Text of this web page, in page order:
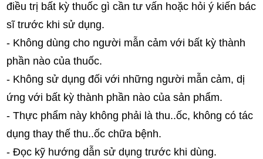
điều trị bất kỳ thuốc gì cần tư vấn hoặc hỏi ý kiến bác
sĩ trước khi sử dụng.
- Không dùng cho người mẫn cảm với bất kỳ thành
phần nào của thuốc.
- Không sử dụng đối với những người mẫn cảm, dị
ứng với bất kỳ thành phần nào của sản phẩm.
- Thực phẩm này không phải là thu..ốc, không có tác
dụng thay thế thu..ốc chữa bệnh.
- Đọc kỹ hướng dẫn sử dụng trước khi dùng.